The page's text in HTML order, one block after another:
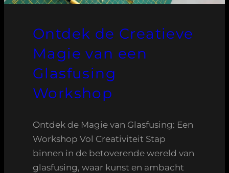
Ontdek de Creatieve
Magie van een
Glasfusing
Workshop
Ontdek de Magie van Glasfusing: Een
Workshop Vol Creativiteit Stap
binnen in de betoverende wereld van
glasfusing, waar kunst en ambacht